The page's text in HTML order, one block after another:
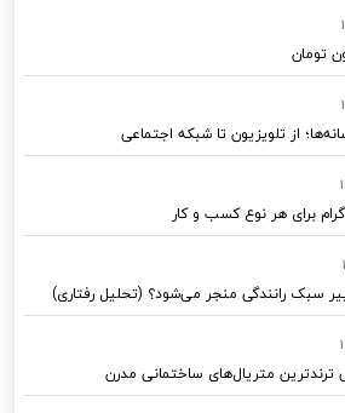
از تلویزیون تا شبکه اجتماعی
برای هر نوع کسب‌ و کار
سبک رانندگی منجر می‌شود؟ (تحلیل رفتاری)
متریال‌های ساختمانی مدرن